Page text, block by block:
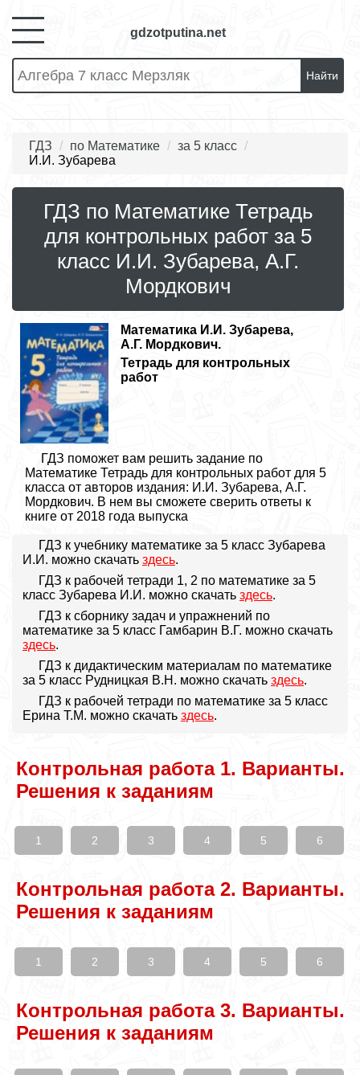
gdzotputina.net
Найти
ГДЗ по Математике
за 5 класс
И.И. Зубарева
ГДЗ по Математике Тетрадь
для контрольных работ за 5
класс И.И. Зубарева, А.Г.
Мордкович
Математика И.И. Зубарева,
А.Г. Мордкович.
Тетрадь для контрольных
работ
ГДЗ поможет вам решить задание по
Математике Тетрадь для контрольных работ для 5
класса от авторов издания: И.И. Зубарева, А.Г.
Мордкович. В нем вы сможете сверить ответы к
книге от 2018 года выпуска
ГДЗ к учебнику математике за 5 класс Зубарева
И.И. можно скачать здесь.
ГДЗ к рабочей тетради 1, 2 по математике за 5
класс Зубарева И.И. можно скачать здесь.
ГДЗ к сборнику задач и упражнений по
математике за 5 класс Гамбарин В.Г. можно скачать
здесь.
ГДЗ к дидактическим материалам по математике
за 5 класс Рудницкая В.Н. можно скачать здесь.
ГДЗ к рабочей тетради по математике за 5 класс
Ерина Т.М. можно скачать здесь.
Контрольная работа 1. Варианты.
Решения к заданиям
1 2 3 4 5 6
Контрольная работа 2. Варианты.
Решения к заданиям
1 2 3 4 5 6
Контрольная работа 3. Варианты.
Решения к заданиям